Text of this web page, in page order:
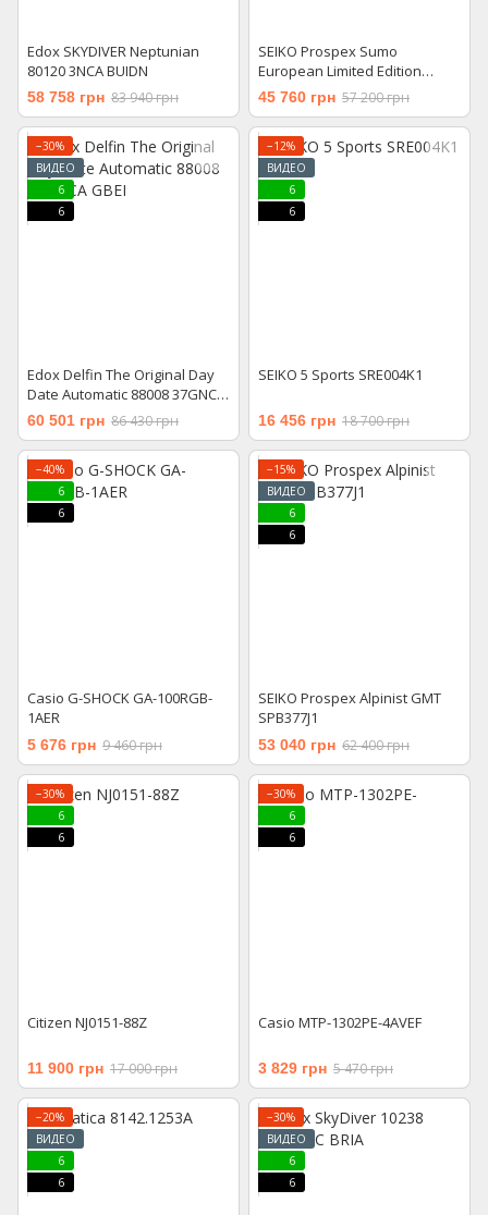
Edox SKYDIVER Neptunian
80120 3NCA BUIDN
58 758 грн 83 940 грн
SEIKO Prospex Sumo
European Limited Edition
SPB431J1
45 760 грн 57 200 грн
−30%
ВИДЕО
6
6
Edox Delfin The Original Day
Date Automatic 88008 37GNCA
GBEI
60 501 грн 86 430 грн
−12%
ВИДЕО
6
6
SEIKO 5 Sports SRE004K1
16 456 грн 18 700 грн
−40%
6
6
Casio G-SHOCK GA-100RGB-
1AER
5 676 грн 9 460 грн
−15%
ВИДЕО
6
6
SEIKO Prospex Alpinist GMT
SPB377J1
53 040 грн 62 400 грн
−30%
6
6
Citizen NJ0151-88Z
11 900 грн 17 000 грн
−30%
6
6
Casio MTP-1302PE-4AVEF
3 829 грн 5 470 грн
−20%
ВИДЕО
6
6
−30%
ВИДЕО
6
6